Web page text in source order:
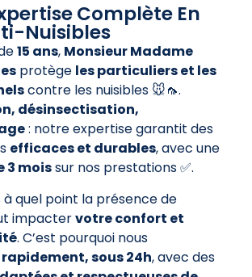
Complète En
Nuisibles
15 ans, Monsieur Madame
protège les particuliers et les
contre les nuisibles 🐭🦟.
désinsectisation,
: notre expertise garantit des
efficaces et durables, avec une
3 moissur nos prestations ✅.
à quel point la présence de
impactervotre confort et
. C’est pourquoi nous
rapidement, sous 24h, avec des